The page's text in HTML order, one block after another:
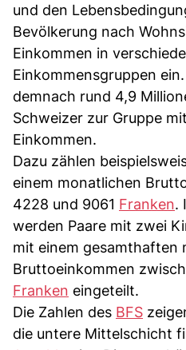
und den
Bevölkerung nach
Einkommen in
Einkommensgruppen
demnach rund 4,9
Schweizer zur Gruppe
Einkommen.
Dazu zählen
einem monatlichen
4228 und 9061 Franken.
werden Paare mit zwei
mit einem gesamthaften
Bruttoeinkommen
Franken eingeteilt.
Die Zahlen des BFS
die untere Mittelschicht